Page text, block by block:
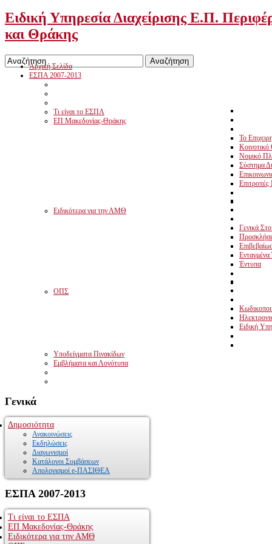
Ειδική Υπηρεσία Διαχείρισης Ε.Π.
και Θράκης
Αρχική Σελίδα
ΕΣΠΑ 2007-2013
Τι είναι το ΕΣΠΑ
ΕΠ Μακεδονίας-Θράκης
Το
Κοινοτικό
Νομικό
Σύστημα
Ειδικότερα για την ΑΜΘ
Γενικά
Έντυπα
ΟΠΣ
Ειδική
Υποδείγματα Πινακίδων
Εμβλήματα και Λογότυπα
Γενικά
Δημοσιότητα
Ανακοινώσεις
Εκδηλώσεις
Διαγωνισμοί
Κατάλογοι Συμβάσεων
Απολογισμοί e-ΠΑΣΙΘΕΑ
ΕΣΠΑ 2007-2013
Τι είναι το ΕΣΠΑ
ΕΠ Μακεδονίας-Θράκης
Το Επιχειρησιακό Πρόγραμμα
Ειδικότερα για την ΑΜΘ